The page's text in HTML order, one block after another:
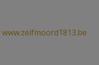
www.zelfmoord1813.be